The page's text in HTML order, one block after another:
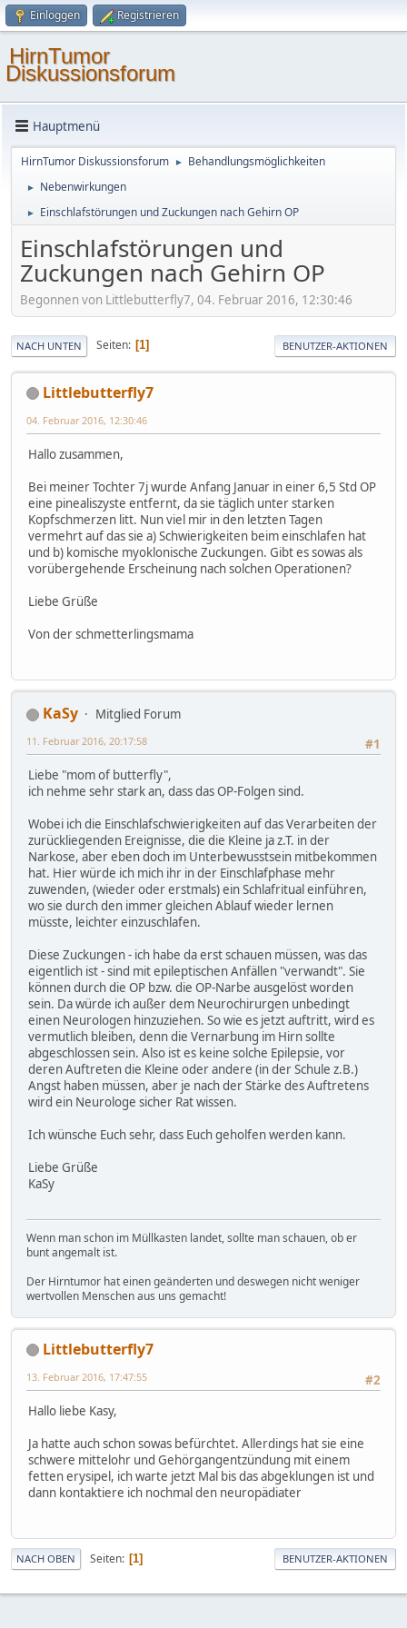
Einloggen Registrieren
HirnTumor
Diskussionsforum
Hauptmenü
HirnTumor Diskussionsforum ► Behandlungsmöglichkeiten
► Nebenwirkungen
► Einschlafstörungen und Zuckungen nach Gehirn OP
Einschlafstörungen und
Zuckungen nach Gehirn OP
Begonnen von Littlebutterfly7, 04. Februar 2016, 12:30:46
NACH UNTEN Seiten 1 BENUTZER-AKTIONEN
Littlebutterfly7
04. Februar 2016, 12:30:46
Hallo zusammen,
Bei meiner Tochter 7j wurde Anfang Januar in einer 6,5 Std OP
eine pinealiszyste entfernt, da sie täglich unter starken
Kopfschmerzen litt. Nun viel mir in den letzten Tagen
vermehrt auf das sie a) Schwierigkeiten beim einschlafen hat
und b) komische myoklonische Zuckungen. Gibt es sowas als
vorübergehende Erscheinung nach solchen Operationen?
Liebe Grüße
Von der schmetterlingsmama
KaSy
Mitglied Forum
#1
11. Februar 2016, 20:17:58
Liebe "mom of butterfly",
ich nehme sehr stark an, dass das OP-Folgen sind.
Wobei ich die Einschlafschwierigkeiten auf das Verarbeiten der
zurückliegenden Ereignisse, die die Kleine ja z.T. in der
Narkose, aber eben doch im Unterbewusstsein mitbekommen
hat. Hier würde ich mich ihr in der Einschlafphase mehr
zuwenden, (wieder oder erstmals) ein Schlafritual einführen,
wo sie durch den immer gleichen Ablauf wieder lernen
müsste, leichter einzuschlafen.
Diese Zuckungen - ich habe da erst schauen müssen, was das
eigentlich ist - sind mit epileptischen Anfällen "verwandt". Sie
können durch die OP bzw. die OP-Narbe ausgelöst worden
sein. Da würde ich außer dem Neurochirurgen unbedingt
einen Neurologen hinzuziehen. So wie es jetzt auftritt, wird es
vermutlich bleiben, denn die Vernarbung im Hirn sollte
abgeschlossen sein. Also ist es keine solche Epilepsie, vor
deren Auftreten die Kleine oder andere (in der Schule z.B.)
Angst haben müssen, aber je nach der Stärke des Auftretens
wird ein Neurologe sicher Rat wissen.
Ich wünsche Euch sehr, dass Euch geholfen werden kann.
Liebe Grüße
KaSy
Wenn man schon im Müllkasten landet, sollte man schauen, ob er
bunt angemalt ist.
Der Hirntumor hat einen geänderten und deswegen nicht weniger
wertvollen Menschen aus uns gemacht!
Littlebutterfly7
#2
13. Februar 2016, 17:47:55
Hallo liebe Kasy,
Ja hatte auch schon sowas befürchtet. Allerdings hat sie eine
schwere mittelohr und Gehörgangentzündung mit einem
fetten erysipel, ich warte jetzt Mal bis das abgeklungen ist und
dann kontaktiere ich nochmal den neuropädiater
NACH OBEN Seiten 1 BENUTZER-AKTIONEN